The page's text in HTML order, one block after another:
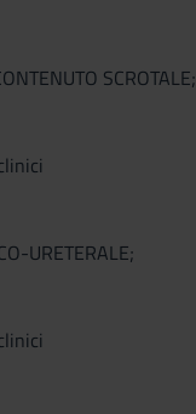
SCROTALE;
URETERALE;